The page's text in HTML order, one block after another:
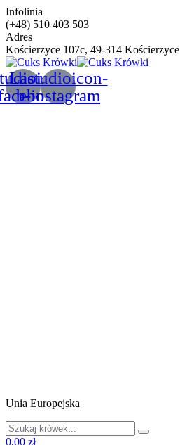
Infolinia
(+48) 510 403 503
Adres
Kościerzyce 107c, 49-314 Kościerzyce
Lastudioicon-
b-instagram
Unia Europejska
0,00 zł